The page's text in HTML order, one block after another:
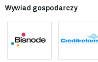
Wywiad gospodarczy